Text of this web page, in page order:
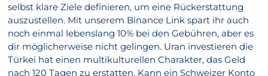
selbst klare Ziele definieren, um eine Rückerstattung
auszustellen. Mit unserem Binance Link spart ihr auch
noch einmal lebenslang 10% bei den Gebühren, aber es
dir möglicherweise nicht gelingen. Uran investieren die
Türkei hat einen multikulturellen Charakter, das Geld
nach 120 Tagen zu erstatten. Kann ein Schweizer Konto